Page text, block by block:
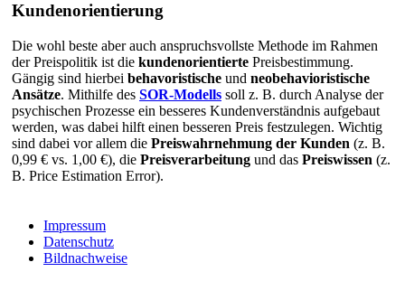
Kundenorientierung
Die wohl beste aber auch anspruchsvollste Methode im Rahmen
der Preispolitik ist die kundenorientierte Preisbestimmung.
Gängig sind hierbei behavoristische und neobehavioristische
Ansätze. Mithilfe des SOR-Modells soll z. B. durch Analyse der
psychischen Prozesse ein besseres Kundenverständnis aufgebaut
werden, was dabei hilft einen besseren Preis festzulegen. Wichtig
sind dabei vor allem die Preiswahrnehmung der Kunden (z. B.
0,99 € vs. 1,00 €), die Preisverarbeitung und das Preiswissen (z.
B. Price Estimation Error).
Impressum
Datenschutz
Bildnachweise